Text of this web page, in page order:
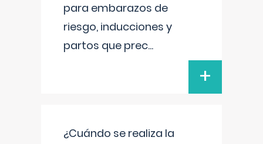
para embarazos de
riesgo, inducciones y
partos que prec...
+
¿Cuándo se realiza la